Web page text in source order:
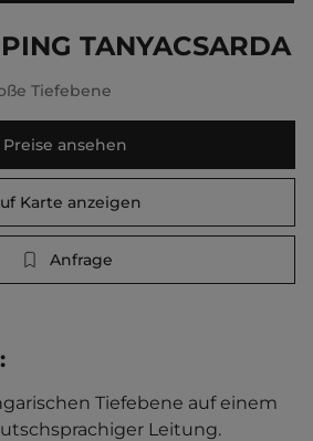
TANYACSARDA
Tiefebene
Preise ansehen
Karte anzeigen
Anfrage
:
Tiefebene auf einem
Leitung.